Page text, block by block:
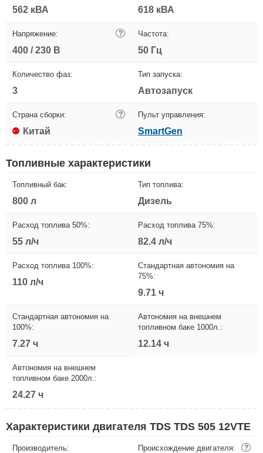
562 кВА 618 кВА
Напряжение: ?
400 / 230 В
Частота:
50 Гц
Количество фаз:
3
Тип запуска:
Автозапуск
Страна сборки: ?
Китай
Пульт управления:
SmartGen
Топливные характеристики
Топливный бак:
800 л
Тип топлива:
Дизель
Расход топлива 50%:
55 л/ч
Расход топлива 75%:
82.4 л/ч
Расход топлива 100%:
110 л/ч
Стандартная автономия на
75%:
9.71 ч
Стандартная автономия на
100%:
7.27 ч
Автономия на внешнем
топливном баке 1000л.:
12.14 ч
Автономия на внешнем
топливном баке 2000л.:
24.27 ч
Характеристики двигателя TDS TDS 505 12VTE
Производитель: Происхождение двигателя: ?